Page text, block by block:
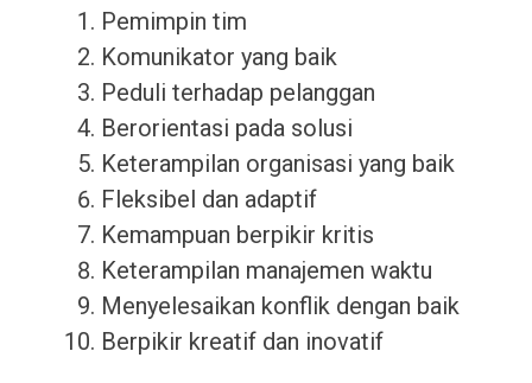
Pemimpin tim
Komunikator yang baik
Peduli terhadap pelanggan
Berorientasi pada solusi
Keterampilan organisasi yang baik
Fleksibel dan adaptif
Kemampuan berpikir kritis
Keterampilan manajemen waktu
Menyelesaikan konflik dengan baik
Berpikir kreatif dan inovatif